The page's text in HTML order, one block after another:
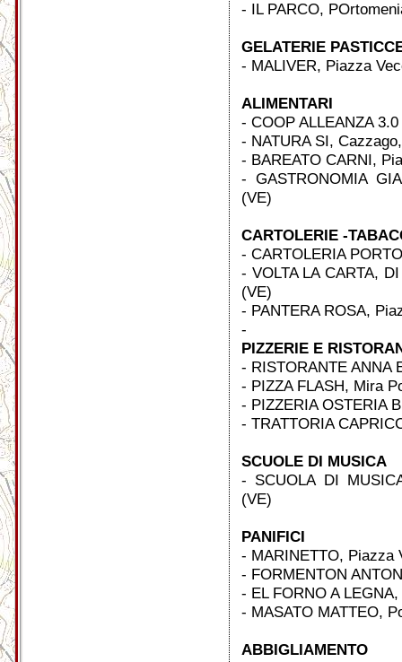
- IL PARCO,
GELATERIE
- MALIVER, Piazza
ALIMENTARI
- COOP ALLEANZA 3.0
- NATURA SI,
- BAREATO CARNI,
- GASTRONOMIA
(VE)
CARTOLERIE -
- CARTOLERIA
- VOLTA LA CARTA,
(VE)
- PANTERA ROSA,
-
PIZZERIE E
- RISTORANTE ANNA
- PIZZA FLASH, Mira
- PIZZERIA OSTERIA
- TRATTORIA
SCUOLE DI MUSICA
- SCUOLA DI
(VE)
PANIFICI
- MARINETTO, Piazza
- FORMENTON
- EL FORNO A
- MASATO MATTEO,
ABBIGLIAMENTO